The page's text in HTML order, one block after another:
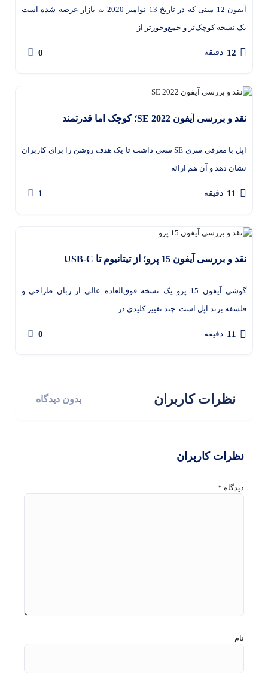
آیفون 12 مینی که در تاریخ 13 نوامبر 2020 به بازار عرضه شده است
یک نسخه کوچک‌تر و جمع‌وجورتر از
12 دقیقه 0
نقد و بررسی آیفون SE 2022؛ کوچک اما قدرتمند
اپل با معرفی سری SE سعی داشت تا یک هدف روشن را برای کاربران
نشان دهد و آن هم ارائه
11 دقیقه 1
نقد و بررسی آیفون 15 پرو؛ از تیتانیوم تا USB-C
گوشی آیفون 15 پرو یک نسخه فوق‌العاده عالی از زبان طراحی و
فلسفه برند اپل است. چند تغییر کلیدی در
11 دقیقه 0
نظرات کاربران بدون دیدگاه
نظرات کاربران
دیدگاه *
نام